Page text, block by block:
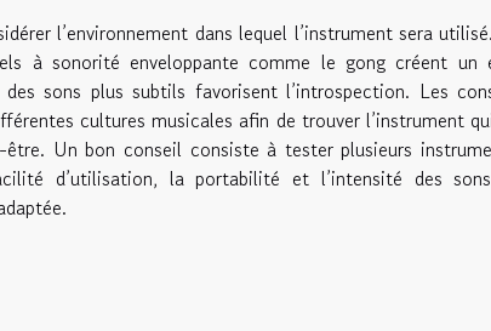
l’environnement dans lequel l’instrument sera
à sonorité enveloppante comme le gong créent un
sons plus subtils favorisent l’introspection. Les
cultures musicales afin de trouver l’instrument
Un bon conseil consiste à tester plusieurs
d’utilisation, la portabilité et l’intensité des